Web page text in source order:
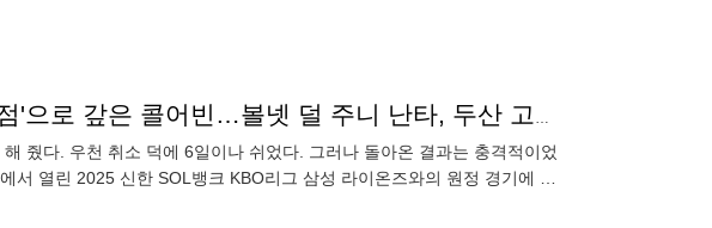
'81구 관리·6일 휴식'을 '13피안타 8실점'으로 갚은 콜어빈…볼넷 덜 주니 난타, 두산 고민만 깊어진다
줬다. 우천 취소 덕에 6일이나 쉬었다. 그러나 돌아온 결과는 충격적이었
열린 2025 신한 SOL뱅크 KBO리그 삼성 라이온즈와의 원정 경기에 선